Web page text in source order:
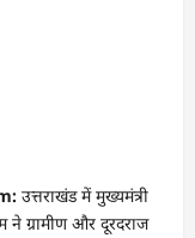
उत्तराखंड में मुख्यमंत्री
ने ग्रामीण और दूरदराज